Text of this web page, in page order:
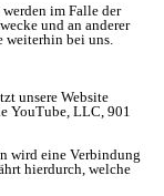
im Falle der
und an anderer
weiterhin bei uns.
unsere Website
YouTube, LLC, 901
wird eine Verbindung
hierdurch, welche